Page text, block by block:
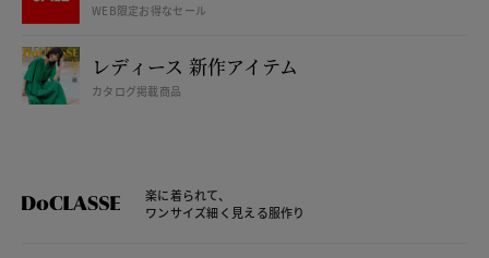
WEB限定お得なセール
レディース 新作アイテム
カタログ掲載商品
楽に着られて、
ワンサイズ細く見える服作り